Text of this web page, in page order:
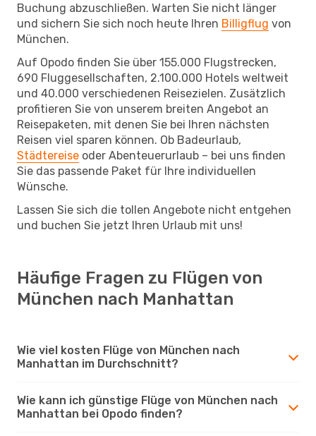
Buchung abzuschließen. Warten Sie nicht länger
und sichern Sie sich noch heute Ihren Billigflug von
München.
Auf Opodo finden Sie über 155.000 Flugstrecken,
690 Fluggesellschaften, 2.100.000 Hotels weltweit
und 40.000 verschiedenen Reisezielen. Zusätzlich
profitieren Sie von unserem breiten Angebot an
Reisepaketen, mit denen Sie bei Ihren nächsten
Reisen viel sparen können. Ob Badeurlaub,
Städtereise oder Abenteuerurlaub – bei uns finden
Sie das passende Paket für Ihre individuellen
Wünsche.
Lassen Sie sich die tollen Angebote nicht entgehen
und buchen Sie jetzt Ihren Urlaub mit uns!
Häufige Fragen zu Flügen von
München nach Manhattan
Wie viel kosten Flüge von München nach
Manhattan im Durchschnitt?
Wie kann ich günstige Flüge von München nach
Manhattan bei Opodo finden?